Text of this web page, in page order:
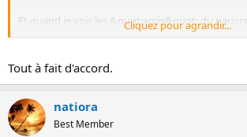
Et quand je vois les &quot;amis&quot; du
gentil monsieur qui a forcé à 2 reprises un
qu'on stigmatise toujours à tort)[/sup] qui ont
gendarmerie (bon je dévie un peu), je me
et surement pas les fautifs, vu qu'ils ne payent
Cliquez pour agrandir...
Tout à fait d'accord.
natiora
Best Member